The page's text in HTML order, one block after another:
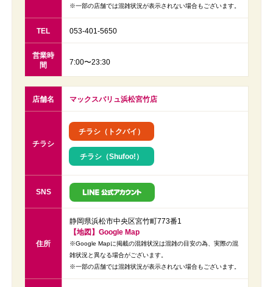
※一部の店舗では混雑状況が表示されない場合もございます。
TEL 053-401-5650
営業時
間
7:00〜23:30
店舗名 マックスバリュ浜松宮竹店
チラシ
チラシ（トクバイ）
チラシ（Shufoo!）
SNS
住所
静岡県浜松市中央区宮竹町773番1
【地図】Google Map
※Google Mapに掲載の混雑状況は混雑の目安の為、実際の混
雑状況と異なる場合がございます。
※一部の店舗では混雑状況が表示されない場合もございます。